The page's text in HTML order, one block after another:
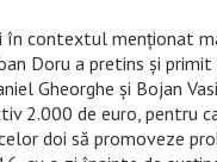
în contextul menționat
Doru a pretins și primit
Gheorghe și Bojan
2.000 de euro, pentru
doi să promoveze